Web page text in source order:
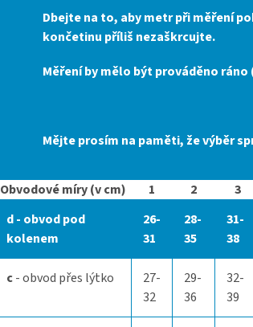
Dbejte na to, aby metr při měření
končetinu příliš nezaškrcujte.
Měření by mělo být prováděno
Mějte prosím na paměti, že výběr
Obvodové míry (v cm) 1 2 3
d- obvod pod
kolenem
26-
31
28-
35
31-
38
c- obvod přes lýtko
27-
32
29-
36
32-
39